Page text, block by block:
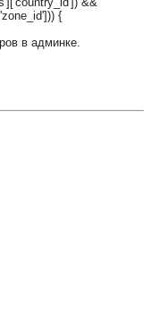
) {
в админке.